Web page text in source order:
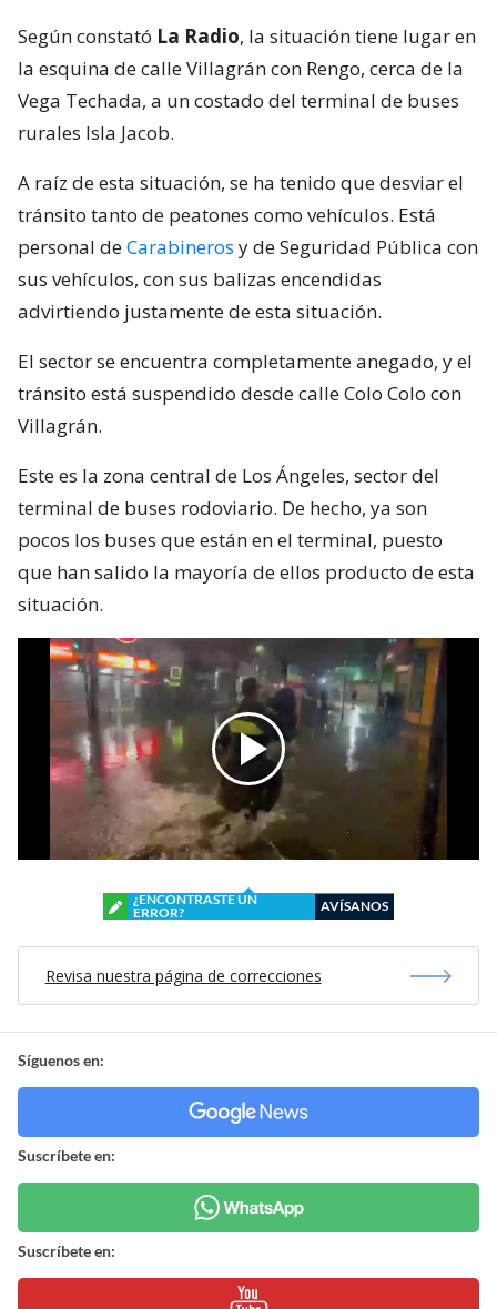
Según constató La Radio, la situación tiene lugar en
la esquina de calle Villagrán con Rengo, cerca de la
Vega Techada, a un costado del terminal de buses
rurales Isla Jacob.
A raíz de esta situación, se ha tenido que desviar el
tránsito tanto de peatones como vehículos. Está
personal deCarabineros y de Seguridad Pública con
sus vehículos, con sus balizas encendidas
advirtiendo justamente de esta situación.
El sector se encuentra completamente anegado, y el
tránsito está suspendido desde calle Colo Colo con
Villagrán.
Este es la zona central de Los Ángeles, sector del
terminal de buses rodoviario. De hecho, ya son
pocos los buses que están en el terminal, puesto
que han salido la mayoría de ellos producto de esta
situación.
¿ENCONTRASTE UN
ERROR?
AVÍSANOS
Revisa nuestra página de correcciones
Síguenos en:
Suscríbete en:
Suscríbete en: